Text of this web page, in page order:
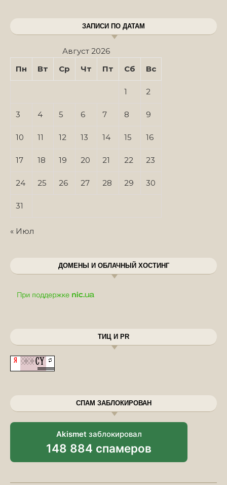
ЗАПИСИ ПО ДАТАМ
Август 2026
Пн
Вт Ср Чт Пт Сб Вс
1 2
3 4 5 6 7 8 9
10 11 12 13 14 15 16
17 18 19 20 21 22 23
24 25 26 27 28 29 30
31
« Июл
ДОМЕНЫ И ОБЛАЧНЫЙ ХОСТИНГ
ТИЦ И PR
СПАМ ЗАБЛОКИРОВАН
Akismet заблокировал
148 884 спамеров